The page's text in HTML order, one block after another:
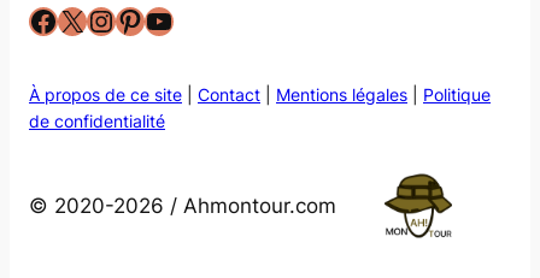
Facebook
X Instagram
Pinterest
YouTube
À propos de ce site Contact Mentions légales
Politique
de confidentialité
© 2020-2026 / Ahmontour.com